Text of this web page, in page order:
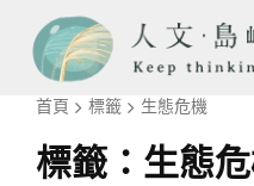
首頁 標籤 生態危機
標籤： 生態